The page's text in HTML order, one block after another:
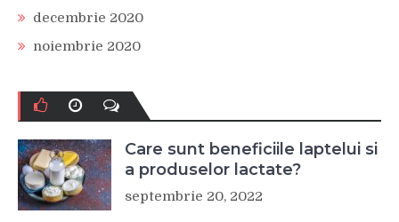
decembrie 2020
noiembrie 2020
Care sunt beneficiile laptelui si
a produselor lactate?
septembrie 20, 2022